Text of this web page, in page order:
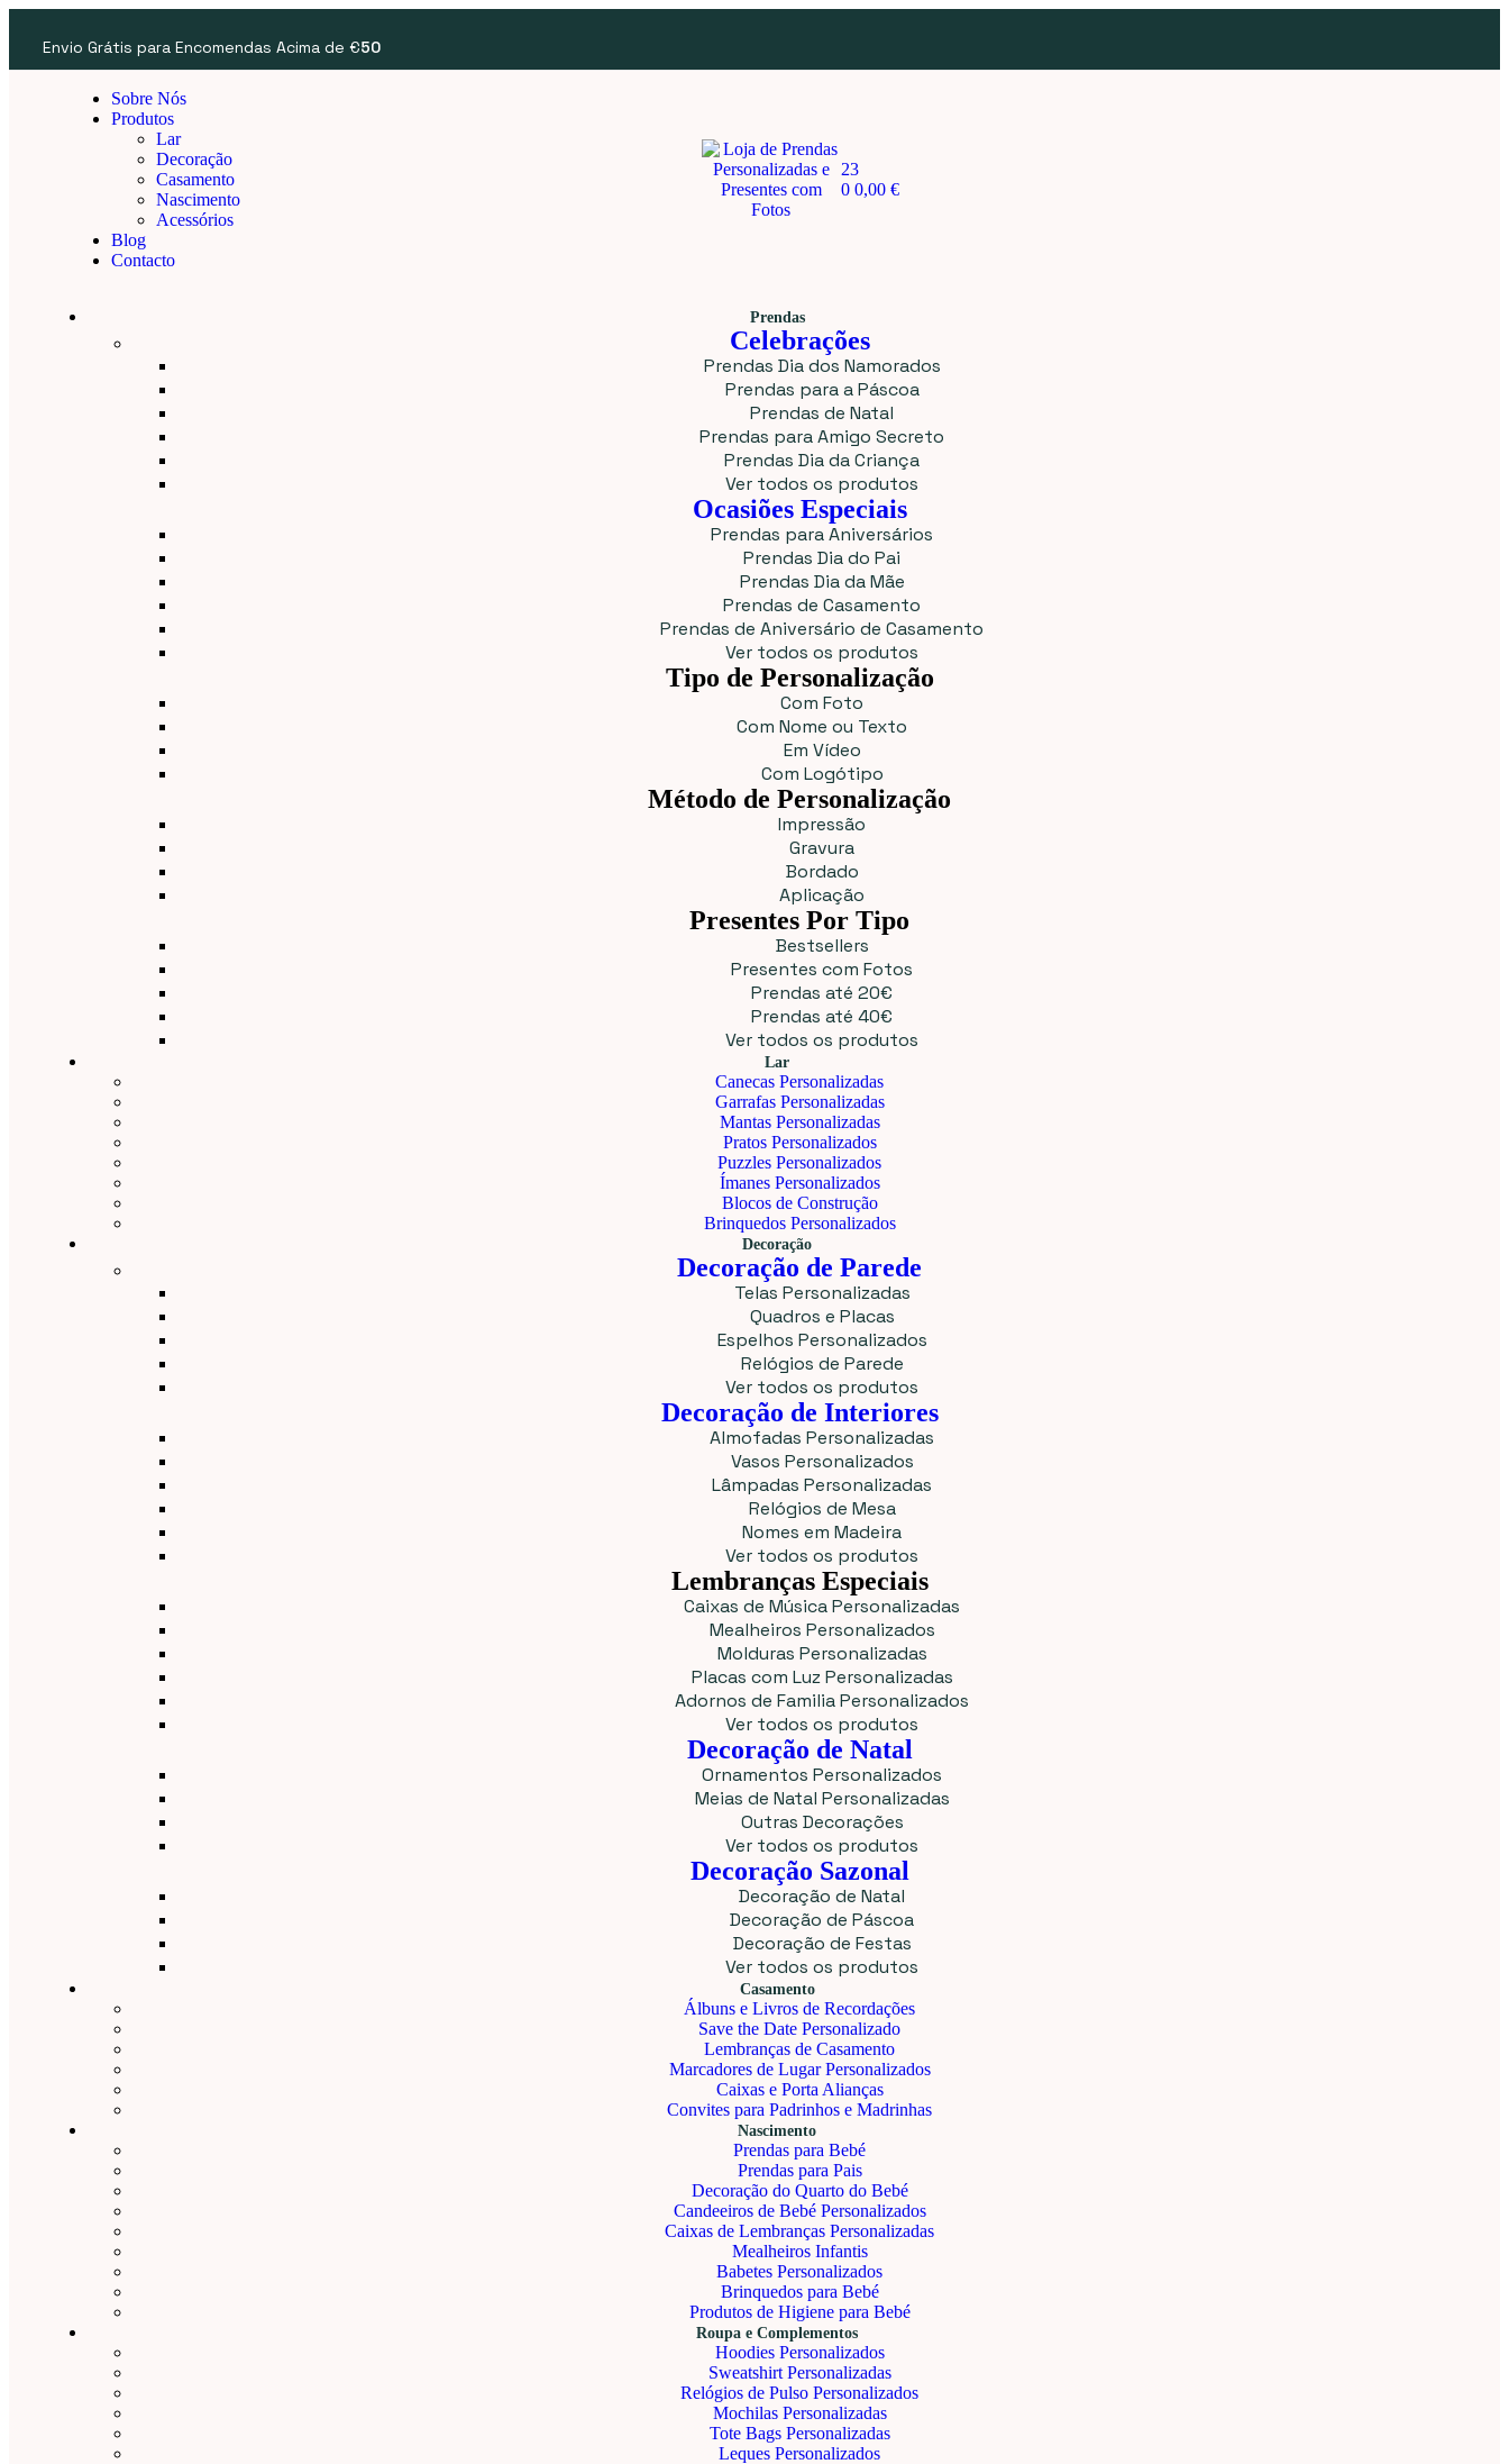
Envio Grátis para Encomendas Acima de €50
Sobre Nós
Produtos
Lar
Decoração
Casamento
Nascimento
Acessórios
Blog
Contacto
23
0 0,00 €
Prendas
Celebrações
Prendas Dia dos Namorados
Prendas para a Páscoa
Prendas de Natal
Prendas para Amigo Secreto
Prendas Dia da Criança
Ver todos os produtos
Ocasiões Especiais
Prendas para Aniversários
Prendas Dia do Pai
Prendas Dia da Mãe
Prendas de Casamento
Prendas de Aniversário de Casamento
Ver todos os produtos
Tipo de Personalização
Com Foto
Com Nome ou Texto
Em Vídeo
Com Logótipo
Método de Personalização
Impressão
Gravura
Bordado
Aplicação
Presentes Por Tipo
Bestsellers
Presentes com Fotos
Prendas até 20€
Prendas até 40€
Ver todos os produtos
Lar
Canecas Personalizadas
Garrafas Personalizadas
Mantas Personalizadas
Pratos Personalizados
Puzzles Personalizados
Ímanes Personalizados
Blocos de Construção
Brinquedos Personalizados
Decoração
Decoração de Parede
Telas Personalizadas
Quadros e Placas
Espelhos Personalizados
Relógios de Parede
Ver todos os produtos
Decoração de Interiores
Almofadas Personalizadas
Vasos Personalizados
Lâmpadas Personalizadas
Relógios de Mesa
Nomes em Madeira
Ver todos os produtos
Lembranças Especiais
Caixas de Música Personalizadas
Mealheiros Personalizados
Molduras Personalizadas
Placas com Luz Personalizadas
Adornos de Familia Personalizados
Ver todos os produtos
Decoração de Natal
Ornamentos Personalizados
Meias de Natal Personalizadas
Outras Decorações
Ver todos os produtos
Decoração Sazonal
Decoração de Natal
Decoração de Páscoa
Decoração de Festas
Ver todos os produtos
Casamento
Álbuns e Livros de Recordações
Save the Date Personalizado
Lembranças de Casamento
Marcadores de Lugar Personalizados
Caixas e Porta Alianças
Convites para Padrinhos e Madrinhas
Nascimento
Prendas para Bebé
Prendas para Pais
Decoração do Quarto do Bebé
Candeeiros de Bebé Personalizados
Caixas de Lembranças Personalizadas
Mealheiros Infantis
Babetes Personalizados
Brinquedos para Bebé
Produtos de Higiene para Bebé
Roupa e Complementos
Hoodies Personalizados
Sweatshirt Personalizadas
Relógios de Pulso Personalizados
Mochilas Personalizadas
Tote Bags Personalizadas
Leques Personalizados